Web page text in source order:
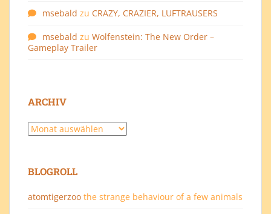
msebald zu CRAZY, CRAZIER, LUFTRAUSERS
msebald zu Wolfenstein: The New Order –
Gameplay Trailer
ARCHIV
Archiv
BLOGROLL
atomtigerzoo the strange behaviour of a few animals